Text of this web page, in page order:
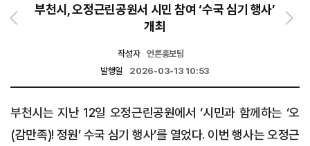
부천시, 오정근린공원서 시민 참여 ‘수국 심기 행사’
개최
작성자
언론홍보팀
발행일
2026-03-13 10:53
부천시는 지난 12일 오정근린공원에서 ‘시민과 함께하는 ‘오
(감만족)! 정원’ 수국 심기 행사’를 열었다. 이번 행사는 오정근